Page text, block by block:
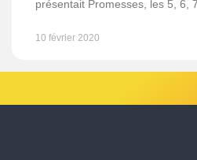
présentait Promesses, les 5, 6,
10 février 2020